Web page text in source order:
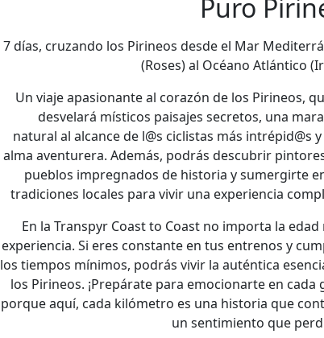
Puro
7 días, cruzando los Pirineos desde el Mar
(Roses) al Océano Atlántico
Un viaje apasionante al corazón de los Pirineos,
desvelará místicos paisajes secretos, una
natural al alcance de l@s ciclistas más intrépid@s
alma aventurera. Además, podrás descubrir
pueblos impregnados de historia y sumergirte
tradiciones locales para vivir una experiencia
En la Transpyr Coast to Coast no importa la edad
experiencia. Si eres constante en tus entrenos y
los tiempos mínimos, podrás vivir la auténtica
los Pirineos. ¡Prepárate para emocionarte en cada
porque aquí, cada kilómetro es una historia que
un sentimiento que